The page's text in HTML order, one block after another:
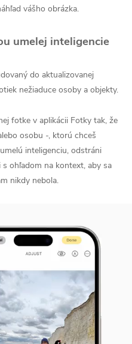
vášho obrázka.
umelej inteligencie
do aktualizovanej
nežiaduce osoby a objekty.
fotke v aplikácii Fotky tak, že
osobu -, ktorú chceš
inteligenciu, odstráni
ohľadom na kontext, aby sa
nikdy nebola.